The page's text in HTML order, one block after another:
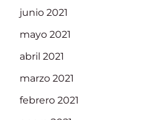
junio 2021
mayo 2021
abril 2021
marzo 2021
febrero 2021